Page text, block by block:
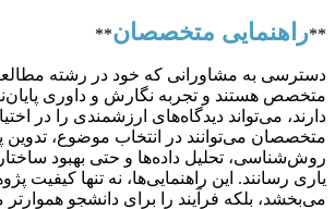
**راهنمایی متخصصان**
دسترسی به مشاورانی که خود در رشته
متخصص هستند و تجربه نگارش و داوری
دارند، می‌تواند دیدگاه‌های ارزشمندی را در
متخصصان می‌توانند در انتخاب موضوع، تدوین
روش‌شناسی، تحلیل داده‌ها و حتی بهبود
یاری رسانند. این راهنمایی‌ها، نه تنها کیفیت
می‌بخشد، بلکه فرآیند را برای دانشجو